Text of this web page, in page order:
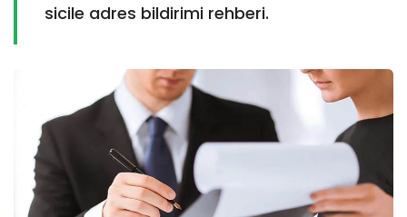
sicile adres bildirimi rehberi.